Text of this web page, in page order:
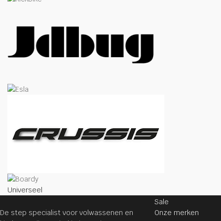
Universeel
De step specialist voor volwassenen en
Sale
Onze merken